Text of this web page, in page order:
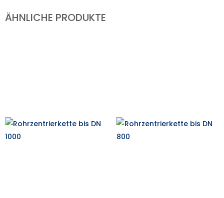
ÄHNLICHE PRODUKTE